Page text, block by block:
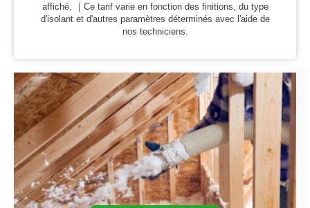
affiché. ｜Ce tarif varie en fonction des finitions, du type
d'isolant et d'autres paramètres déterminés avec l'aide de
nos techniciens.